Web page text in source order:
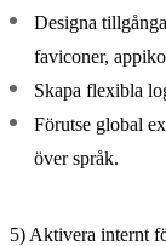
Designa
faviconer,
Skapa flexibla
Förutse global
över språk.
5) Aktivera internt